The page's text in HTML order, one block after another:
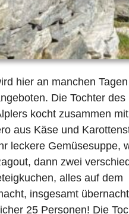
hier an manchen
Die Tochter des
kocht zusammen
aus Käse und
leckere Gemüsesuppe,
dann zwei
alles auf dem
insgesamt
25 Personen! Die